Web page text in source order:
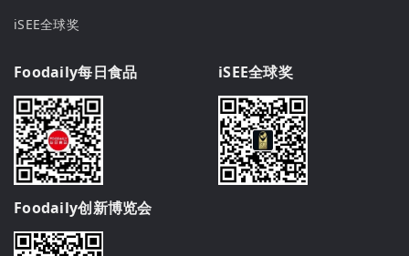
iSEE全球奖
Foodaily每日食品 iSEE全球奖
Foodaily创新博览会